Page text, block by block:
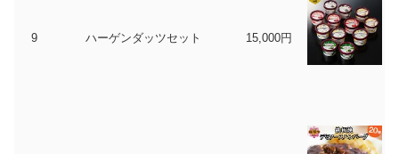
9 ハーゲンダッツセット 15,000円